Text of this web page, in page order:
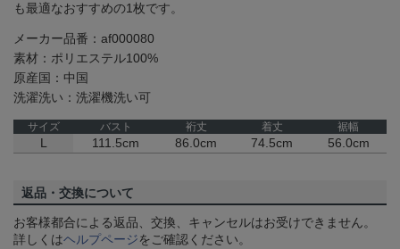
も最適なおすすめの1枚です。
メーカー品番：af000080
素材：ポリエステル100%
原産国：中国
洗濯洗い：洗濯機洗い可
サイズ バスト 裄丈 着丈 裾幅
L 111.5cm 86.0cm 74.5cm 56.0cm
返品・交換について
お客様都合による返品、交換、キャンセルはお受けできません。
詳しくはヘルプページをご確認ください。